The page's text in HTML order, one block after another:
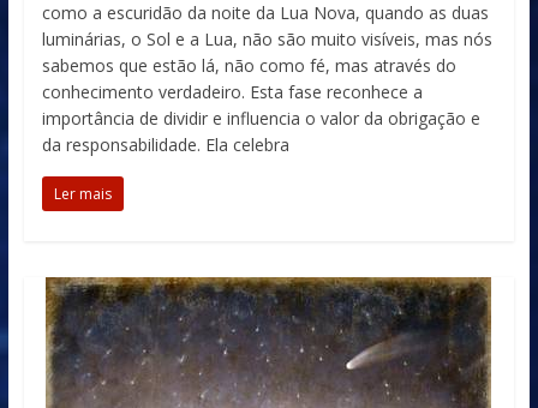
como a escuridão da noite da Lua Nova, quando as duas
luminárias, o Sol e a Lua, não são muito visíveis, mas nós
sabemos que estão lá, não como fé, mas através do
conhecimento verdadeiro. Esta fase reconhece a
importância de dividir e influencia o valor da obrigação e
da responsabilidade. Ela celebra
Ler mais